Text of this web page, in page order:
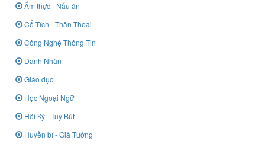
Ẩm thực - Nấu ăn
Cổ Tích - Thần Thoại
Công Nghệ Thông Tin
Danh Nhân
Giáo dục
Học Ngoại Ngữ
Hồi Ký - Tuỳ Bút
Huyền bí - Giả Tưởng